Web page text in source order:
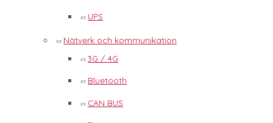
UPS
Nätverk och kommunikation
3G / 4G
Bluetooth
CAN BUS